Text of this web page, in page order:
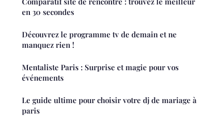
en 30 secondes
Découvrez le programme tv de demain et ne
manquez rien !
Mentaliste Paris : Surprise et magie pour vos
événements
Le guide ultime pour choisir votre dj de mariage à
paris